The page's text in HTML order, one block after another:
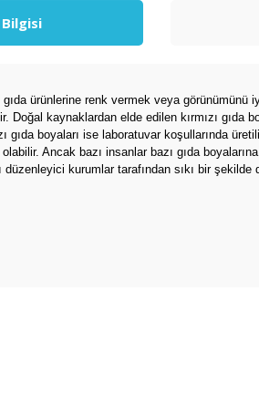
gıda ürünlerine renk vermek veya
Doğal kaynaklardan elde edilen kırmızı
gıda boyaları ise laboratuvar koşullarında
olabilir. Ancak bazı insanlar bazı gıda
düzenleyici kurumlar tarafından sıkı bir